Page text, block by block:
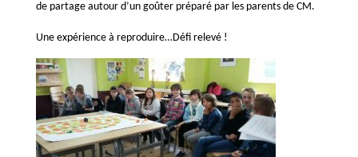
de partage autour d’un goûter préparé par les parents de CM.
Une expérience à reproduire…Défi relevé !